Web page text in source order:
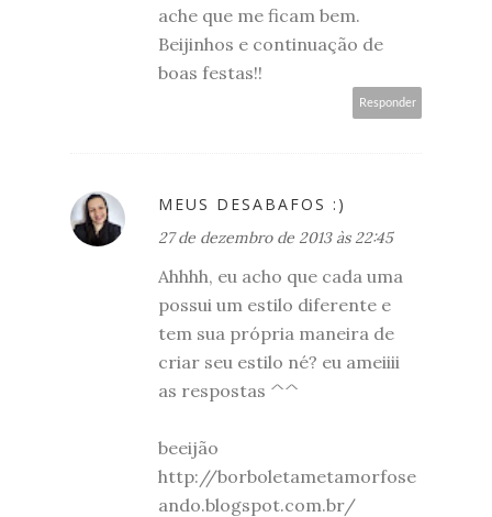
ache que me ficam bem.
Beijinhos e continuação de
boas festas!!
Responder
MEUS DESABAFOS :)
27 de dezembro de 2013 às 22:45
Ahhhh, eu acho que cada uma
possui um estilo diferente e
tem sua própria maneira de
criar seu estilo né? eu ameiiii
as respostas ^^
beeijão
http://borboletametamorfose
ando.blogspot.com.br/